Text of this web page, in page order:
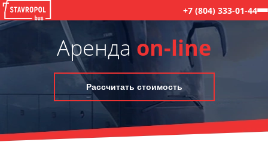
+7 (804) 333-01-44
Аренда on-line
Рассчитать стоимость